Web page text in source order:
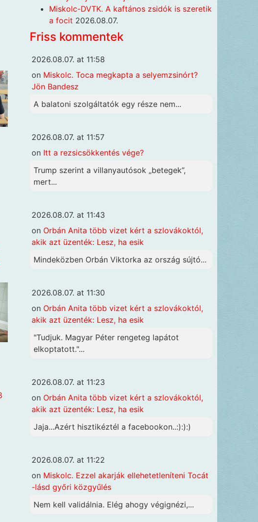
Miskolc-DVTK. A kaftános zsidók is szeretik
a focit 2026.08.07.
Friss kommentek
2026.08.07. at 11:58
on Miskolc. Toca megkapta a selyemzsinórt?
Jön Bandesz
A balatoni szolgáltatók egy része nem...
2026.08.07. at 11:57
on Itt a rezsicsökkentés vége?
Trump szerint a villanyautósok „betegek”,
mert...
2026.08.07. at 11:43
on Orbán Anita több vizet kért a szlovákoktól,
akik azt üzenték: Lesz, ha esik
Mindeközben Orbán Viktorka az ország sújtó...
2026.08.07. at 11:30
on Orbán Anita több vizet kért a szlovákoktól,
akik azt üzenték: Lesz, ha esik
"Tudjuk. Magyar Péter rengeteg lapátot
elkoptatott."...
2026.08.07. at 11:23
on Orbán Anita több vizet kért a szlovákoktól,
akik azt üzenték: Lesz, ha esik
Jaja...Azért hisztikéztél a facebookon..:):):)
2026.08.07. at 11:22
on Miskolc. Ezzel akarják ellehetetleníteni Tocát
-lásd győri közgyűlés
Nem kell validálnia. Elég ahogy végignézi,...